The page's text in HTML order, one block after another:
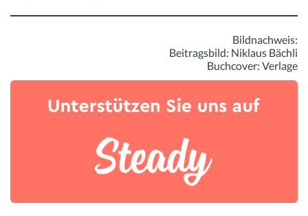
Bildnachweis:
Beitragsbild: Niklaus Bächli
Buchcover: Verlage